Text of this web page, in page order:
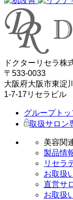
ドクターリセラ株
〒533-0033
大阪府大阪市東淀
1-7-17リセラビル
グループトッ
取扱サロン
美容関
製品情
リセラ
お取扱
直営サ
お取扱